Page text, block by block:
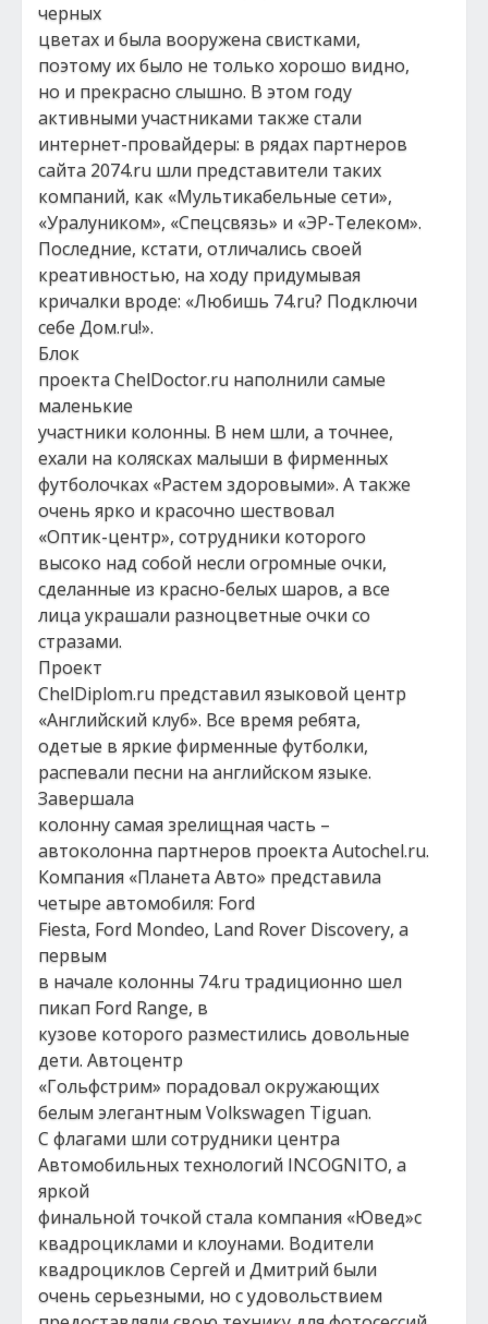
черных
цветах и была вооружена свистками,
поэтому их было не только хорошо видно,
но и прекрасно слышно. В этом году
активными участниками также стали
интернет-провайдеры: в рядах партнеров
сайта 2074.ru шли представители таких
компаний, как «Мультикабельные сети»,
«Уралуником», «Спецсвязь» и «ЭР-Телеком».
Последние, кстати, отличались своей
креативностью, на ходу придумывая
кричалки вроде: «Любишь 74.ru? Подключи
себе Дом.ru!».
Блок
проекта ChelDoctor.ru наполнили самые
маленькие
участники колонны. В нем шли, а точнее,
ехали на колясках малыши в фирменных
футболочках «Растем здоровыми». А также
очень ярко и красочно шествовал
«Оптик-центр», сотрудники которого
высоко над собой несли огромные очки,
сделанные из красно-белых шаров, а все
лица украшали разноцветные очки со
стразами.
Проект
ChelDiplom.ru представил языковой центр
«Английский клуб». Все время ребята,
одетые в яркие фирменные футболки,
распевали песни на английском языке.
Завершала
колонну самая зрелищная часть –
автоколонна партнеров проекта Autochel.ru.
Компания «Планета Авто» представила
четыре автомобиля: Ford
Fiesta, Ford Mondeo, Land Rover Discovery, а
первым
в начале колонны 74.ru традиционно шел
пикап Ford Range, в
кузове которого разместились довольные
дети. Автоцентр
«Гольфстрим» порадовал окружающих
белым элегантным Volkswagen Tiguan.
С флагами шли сотрудники центра
Автомобильных технологий INCOGNITO, а
яркой
финальной точкой стала компания «Ювед»с
квадроциклами и клоунами. Водители
квадроциклов Сергей и Дмитрий были
очень серьезными, но с удовольствием